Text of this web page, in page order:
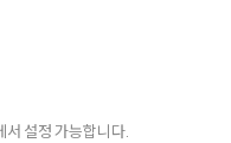
설정 가능합니다.